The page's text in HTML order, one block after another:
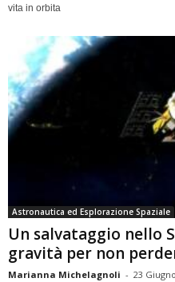
vita in orbita
Astronautica ed Esplorazione Spaziale
Un salvataggio nello
gravità per non
Marianna Michelagnoli - 23